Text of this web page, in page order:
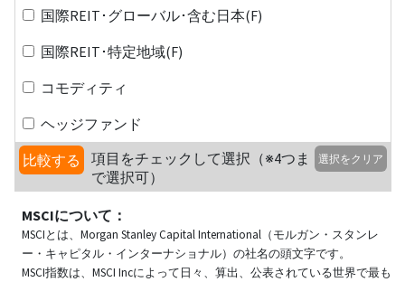
国際REIT･グローバル･含む日本(F)
国際REIT･特定地域(F)
コモディティ
ヘッジファンド
比較する
項目をチェックして選択（※4つま
で選択可）
選択をクリア
MSCIについて：
MSCIとは、Morgan Stanley Capital International（モルガン・スタンレ
ー・キャピタル・インターナショナル）の社名の頭文字です。
MSCI指数は、MSCI Incによって日々、算出、公表されている世界で最も